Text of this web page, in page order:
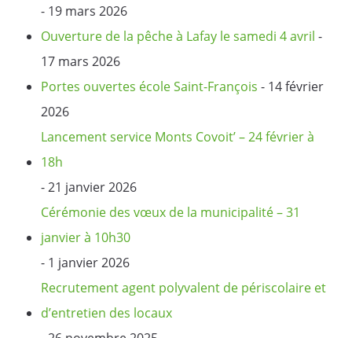
- 19 mars 2026
Ouverture de la pêche à Lafay le samedi 4 avril -
17 mars 2026
Portes ouvertes école Saint-François - 14 février
2026
Lancement service Monts Covoit’ – 24 février à
18h
- 21 janvier 2026
Cérémonie des vœux de la municipalité – 31
janvier à 10h30
- 1 janvier 2026
Recrutement agent polyvalent de périscolaire et
d’entretien des locaux